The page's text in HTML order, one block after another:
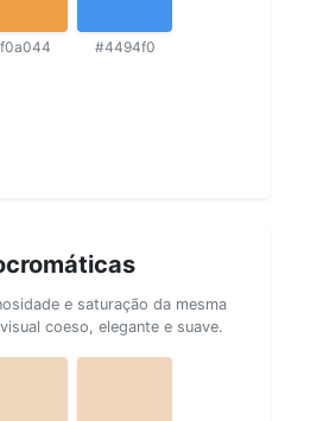
#4494f0
e saturação da mesma
coeso, elegante e suave.